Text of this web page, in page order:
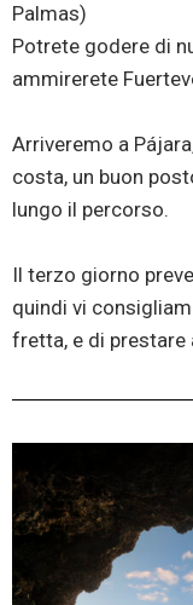
Palmas)
Potrete godere di
ammirerete
Arriveremo a
costa, un buon
lungo il percorso.
Il terzo giorno
quindi vi
fretta, e di prestare